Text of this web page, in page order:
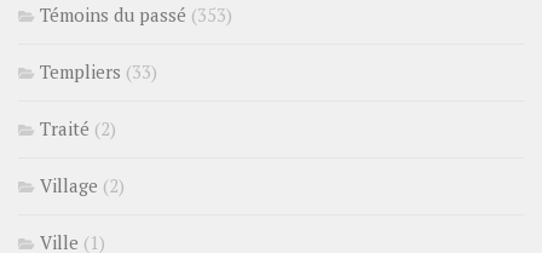
Témoins du passé (353)
Templiers (33)
Traité (2)
Village (2)
Ville (1)